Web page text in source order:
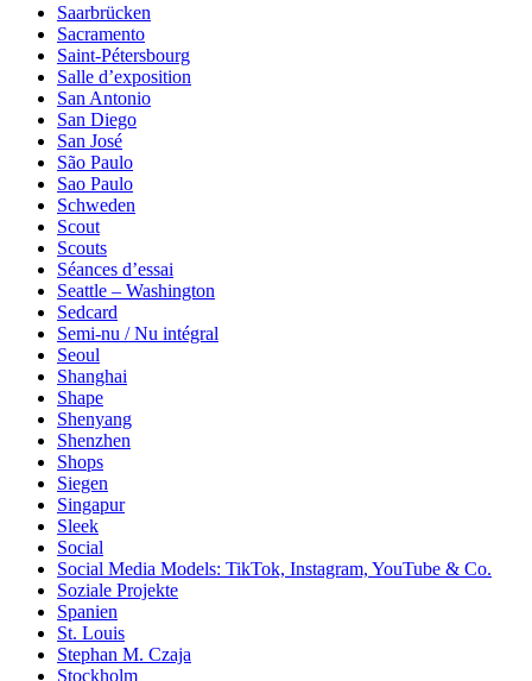
Saarbrücken
Sacramento
Saint-Pétersbourg
Salle d’exposition
San Antonio
San Diego
San José
São Paulo
Sao Paulo
Schweden
Scout
Scouts
Séances d’essai
Seattle – Washington
Sedcard
Semi-nu / Nu intégral
Seoul
Shanghai
Shape
Shenyang
Shenzhen
Shops
Siegen
Singapur
Sleek
Social
Social Media Models: TikTok, Instagram, YouTube & Co.
Soziale Projekte
Spanien
St. Louis
Stephan M. Czaja
Stockholm